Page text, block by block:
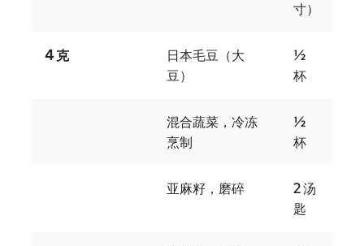
寸）
4 克
日本毛豆（大
豆）
½
杯
混合蔬菜，冷冻
烹制
½
杯
亚麻籽，磨碎
2 汤
匙